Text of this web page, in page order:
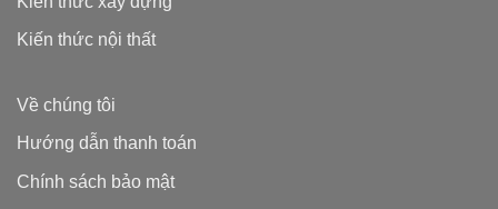
Kiến thức nội thất
Về chúng tôi
Hướng dẫn thanh toán
Chính sách bảo mật